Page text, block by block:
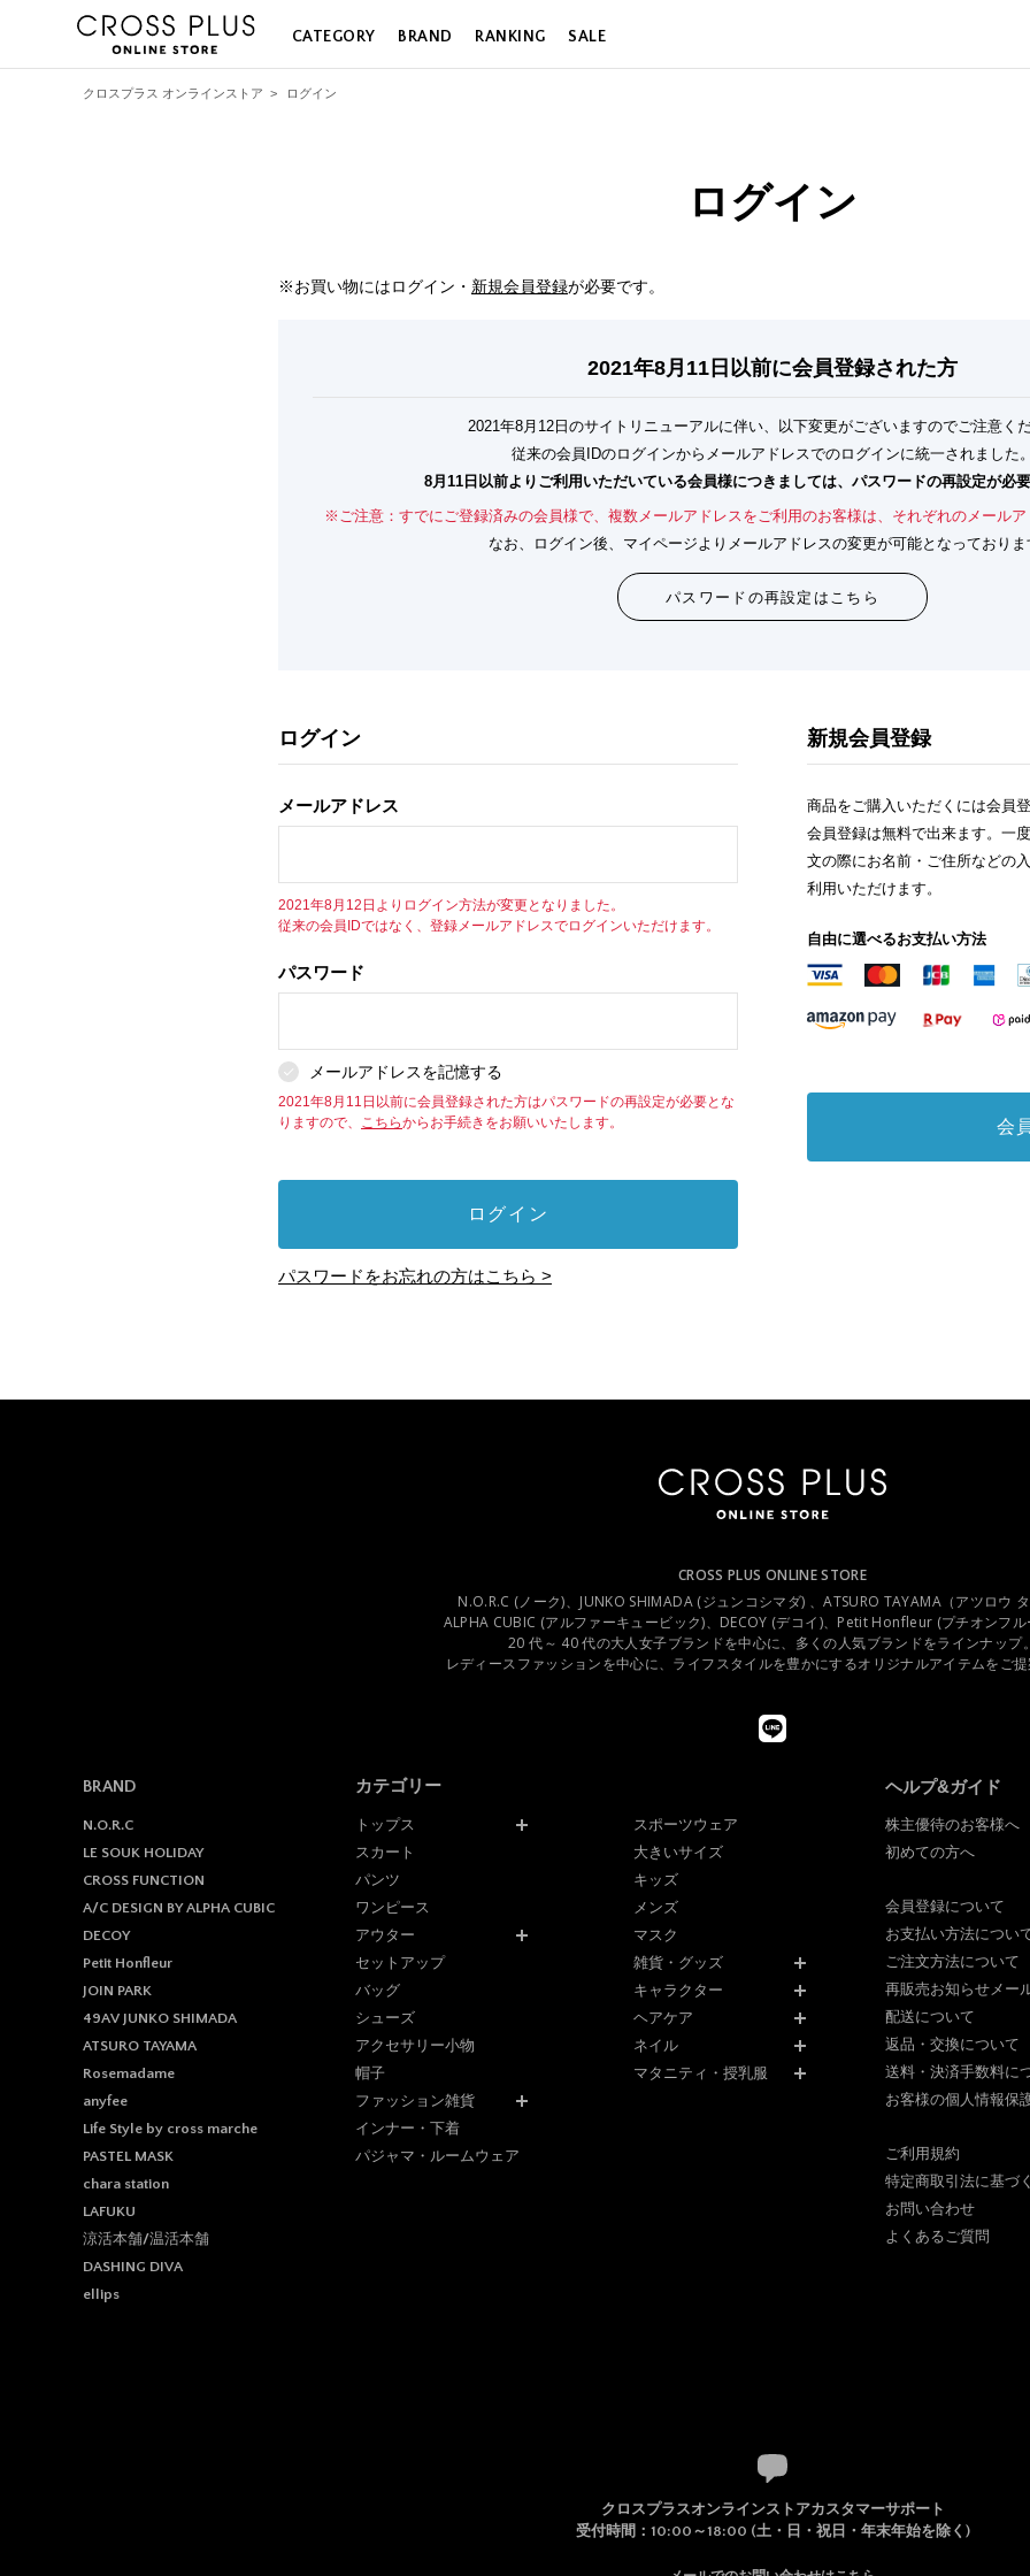
CATEGORY BRAND RANKING SALE
クロスプラス オンラインストア > ログイン
ログイン
※お買い物にはログイン・ 新規会員登録が必要です。
2021年8月11日以前に会員登録された方
2021年8月12日のサイトリニューアルに伴い、以下変更がございますのでご注意く
従来の会員IDのログインからメールアドレスでのログインに統一されました
8月11日以前よりご利用いただいている会員様につきましては、パスワードの再設定が必
※ご注意：すでにご登録済みの会員様で、複数メールアドレスをご利用のお客様は、それぞれのメール
なお、ログイン後、マイページよりメールアドレスの変更が可能となっておりま
パスワードの再設定はこちら
ログイン
メールアドレス
2021年8月12日よりログイン方法が変更となりました。
従来の会員IDではなく、登録メールアドレスでログインいただけます。
パスワード
メールアドレスを記憶する
2021年8月11日以前に会員登録された方はパスワードの再設定が必要とな
りますので、 こちらからお手続きをお願いいたします。
ログイン
パスワードをお忘れの方はこちら >
新規会員登録
商品をご購入いただくには会員
会員登録は無料で出来ます。一
文の際にお名前・ご住所などの
利用いただけます。
自由に選べるお支払い方法
会
CROSS PLUS ONLINE STORE
N.O.R.C (ノーク)、JUNKO SHIMADA (ジュンコシマダ) 、ATSURO TAYAMA（アツロウ
ALPHA CUBIC (アルファーキュービック)、DECOY (デコイ)、Petit Honfleur (プチオンフ
20 代～ 40 代の大人女子ブランドを中心に、多くの人気ブランドをラインナップ
レディースファッションを中心に、ライフスタイルを豊かにするオリジナルアイテムをご
BRAND
N.O.R.C
LE SOUK HOLIDAY
CROSS FUNCTION
A/C DESIGN BY ALPHA CUBIC
DECOY
Petit Honfleur
JOIN PARK
49AV JUNKO SHIMADA
ATSURO TAYAMA
Rosemadame
anyfee
Life Style by cross marche
PASTEL MASK
chara station
LAFUKU
涼活本舗/温活本舗
DASHING DIVA
ellips
カテゴリー
トップス
スカート
パンツ
ワンピース
アウター
セットアップ
バッグ
シューズ
アクセサリー小物
帽子
ファッション雑貨
インナー・下着
パジャマ・ルームウェア
スポーツウェア
大きいサイズ
キッズ
メンズ
マスク
雑貨・グッズ
キャラクター
ヘアケア
ネイル
マタニティ・授乳服
ヘルプ&ガイド
株主優待のお客様へ
初めての方へ
会員登録について
お支払い方法につい
ご注文方法について
再販売お知らせメー
配送について
返品・交換について
送料・決済手数料に
お客様の個人情報保
ご利用規約
特定商取引法に基づ
お問い合わせ
よくあるご質問
クロスプラスオンラインストアカスタマーサポート
受付時間：10:00～18:00 (土・日・祝日・年末年始を除く)